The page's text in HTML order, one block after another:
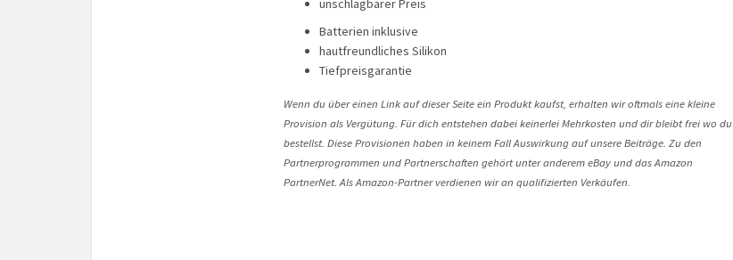
unschlagbarer Preis
Batterien inklusive
hautfreundliches Silikon
Tiefpreisgarantie
Wenn du über einen Link auf dieser Seite ein Produkt kaufst, erhalten wir oftmals eine kleine
Provision als Vergütung. Für dich entstehen dabei keinerlei Mehrkosten und dir bleibt frei wo du
bestellst. Diese Provisionen haben in keinem Fall Auswirkung auf unsere Beiträge. Zu den
Partnerprogrammen und Partnerschaften gehört unter anderem eBay und das Amazon
PartnerNet. Als Amazon-Partner verdienen wir an qualifizierten Verkäufen.